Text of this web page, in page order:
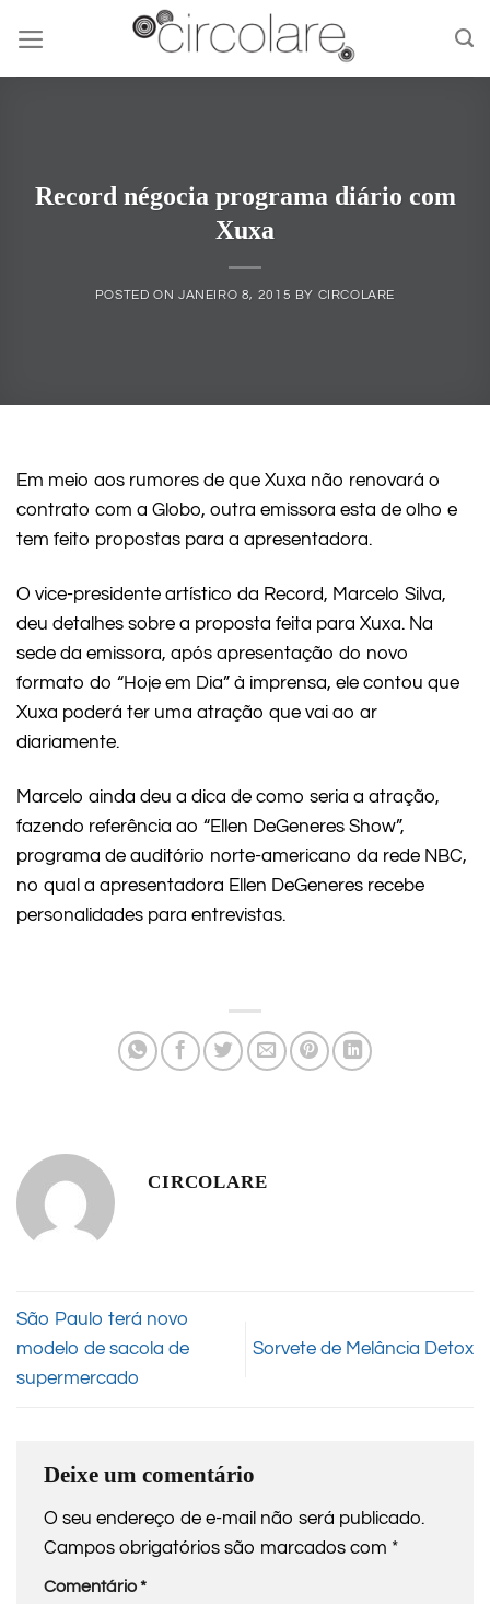
content
Record négocia programa diário com
Xuxa
POSTED ON JANEIRO 8, 2015 BY CIRCOLARE
Em meio aos rumores de que Xuxa não renovará o
contrato com a Globo, outra emissora esta de olho e
tem feito propostas para a apresentadora.
O vice-presidente artístico da Record, Marcelo Silva,
deu detalhes sobre a proposta feita para Xuxa. Na
sede da emissora, após apresentação do novo
formato do “Hoje em Dia” à imprensa, ele contou que
Xuxa poderá ter uma atração que vai ao ar
diariamente.
Marcelo ainda deu a dica de como seria a atração,
fazendo referência ao “Ellen DeGeneres Show”,
programa de auditório norte-americano da rede NBC,
no qual a apresentadora Ellen DeGeneres recebe
personalidades para entrevistas.
CIRCOLARE
São Paulo terá novo
modelo de sacola de
supermercado
Sorvete de Melância Detox
Deixe um comentário
O seu endereço de e-mail não será publicado.
Campos obrigatórios são marcados com *
Comentário*